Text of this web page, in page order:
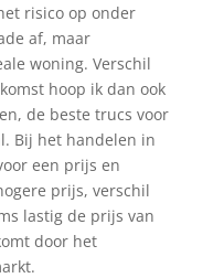
risico op onder
af, maar
woning. Verschil
hoop ik dan ook
de beste trucs voor
Bij het handelen in
een prijs en
prijs, verschil
lastig de prijs van
door het